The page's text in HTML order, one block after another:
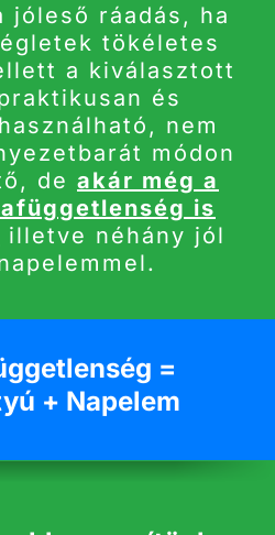
jóleső ráadás, ha
tökéletes
a kiválasztott
és
nem
módon
de akár még a
is
illetve néhány jól
=
+ Napelem